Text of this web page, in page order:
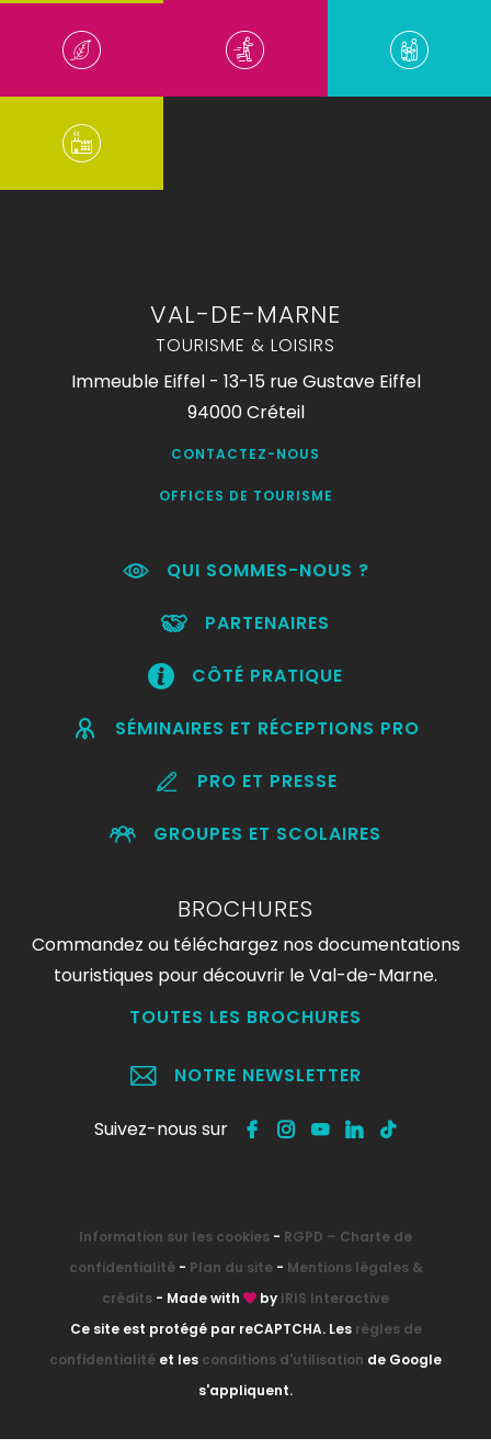
VAL-DE-MARNE
TOURISME & LOISIRS
Immeuble Eiffel - 13-15 rue Gustave Eiffel
94000 Créteil
CONTACTEZ-NOUS
OFFICES DE TOURISME
QUI SOMMES-NOUS ?
PARTENAIRES
CÔTÉ PRATIQUE
SÉMINAIRES ET RÉCEPTIONS PRO
PRO ET PRESSE
GROUPES ET SCOLAIRES
BROCHURES
Commandez ou téléchargez nos documentations
touristiques pour découvrir le Val-de-Marne.
TOUTES LES BROCHURES
NOTRE NEWSLETTER
Suivez-nous sur
Information sur les cookies - RGPD – Charte de
confidentialité- Plan du site- Mentions légales &
crédits - Made with by IRIS Interactive
Ce site est protégé par reCAPTCHA. Les règles de
confidentialité et les conditions d'utilisation de Google
s'appliquent.